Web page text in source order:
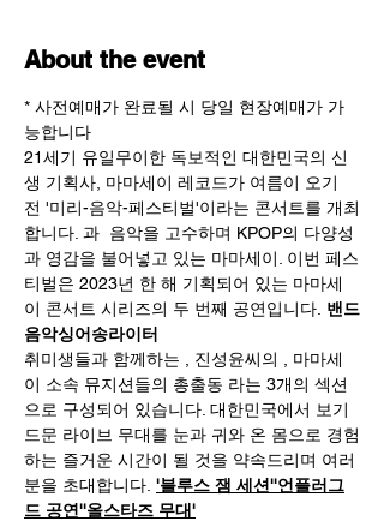
About the event
* 사전예매가 완료될 시 당일 현장예매가 가
능합니다
21세기 유일무이한 독보적인 대한민국의 신
생 기획사, 마마세이 레코드가 여름이 오기
전 '미리-음악-페스티벌'이라는 콘서트를 개최
합니다. 과 음악을 고수하며 KPOP의 다양성
과 영감을 불어넣고 있는 마마세이. 이번 페스
티벌은 2023년 한 해 기획되어 있는 마마세
이 콘서트 시리즈의 두 번째 공연입니다. 밴드
음악싱어송라이터
취미생들과 함께하는
, 진성윤씨의
, 마마세
이 소속 뮤지션들의 총출동 라는 3개의 섹션
으로 구성되어 있습니다. 대한민국에서 보기
드문 라이브 무대를 눈과 귀와 온 몸으로 경험
하는 즐거운 시간이 될 것을 약속드리며 여러
분을 초대합니다. '블루스 잼 세션''언플러그
드 공연''올스타즈 무대'